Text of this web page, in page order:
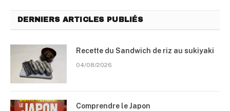
DERNIERS ARTICLES PUBLIÉS
Recette du Sandwich de riz au sukiyaki
04/08/2026
Comprendre le Japon